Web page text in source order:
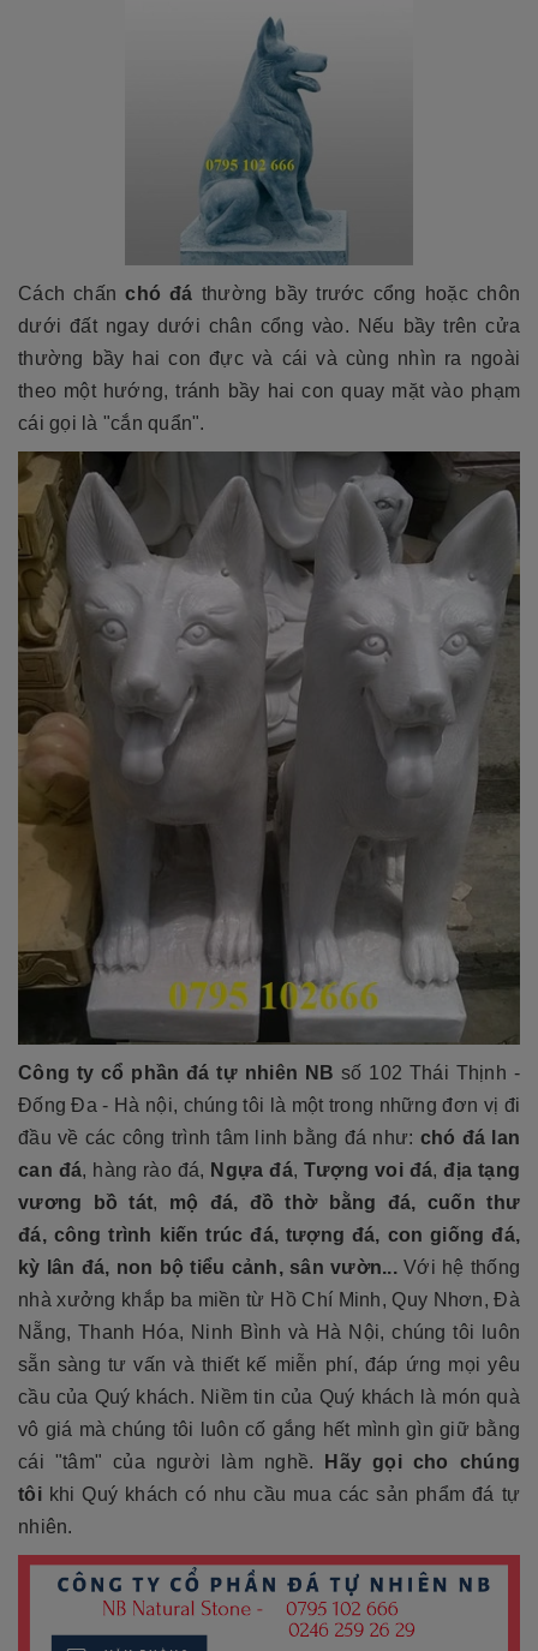
Cách chấnchó đá thường bầy trước cổng hoặc chôn
dưới đất ngay dưới chân cổng vào. Nếu bầy trên cửa
thường bầy hai con đực và cái và cùng nhìn ra ngoài
theo một hướng, tránh bầy hai con quay mặt vào phạm
cái gọi là "cắn quẩn".
Công ty cổ phần đá tự nhiên NB số 102 Thái Thịnh -
Đống Đa - Hà nội, chúng tôi là một trong những đơn vị đi
đầu về các công trình tâm linh bằng đá như: chó đá lan
can đá, hàng rào đá, Ngựa đá, Tượng voi đá,địa tạng
vương bồ tát, mộ đá, đồ thờ bằng đá, cuốn thư
đá, công trình kiến trúc đá, tượng đá, con giống đá,
kỳ lân đá, non bộ tiểu cảnh, sân vườn...Với hệ thống
nhà xưởng khắp ba miền từ Hồ Chí Minh, Quy Nhơn, Đà
Nẵng, Thanh Hóa, Ninh Bình và Hà Nội, chúng tôi luôn
sẵn sàng tư vấn và thiết kế miễn phí, đáp ứng mọi yêu
cầu của Quý khách. Niềm tin của Quý khách là món quà
vô giá mà chúng tôi luôn cố gắng hết mình gìn giữ bằng
cái "tâm" của người làm nghề.
Hãy gọi cho chúng
tôikhi Quý khách có nhu cầu mua các sản phẩm đá tự
nhiên.